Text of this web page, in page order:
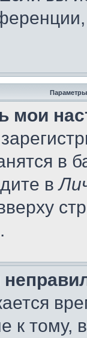
Параметры
мои
в
в
к тому,